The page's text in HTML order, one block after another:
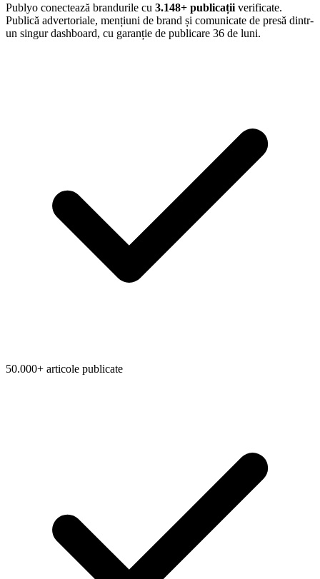
Publyo conectează brandurile cu 3.148+ publicații verificate.
Publică advertoriale, mențiuni de brand și comunicate de presă dintr-
un singur dashboard, cu garanție de publicare 36 de luni.
50.000+ articole publicate